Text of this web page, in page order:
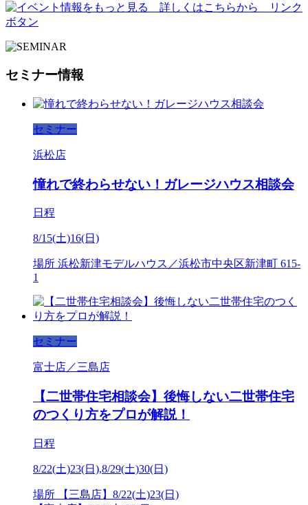
セミナー情報
セミナー
浜松店
憧れで終わらせない！ガレージハウス相談会
日程
8/15(土)16(日)
場所 浜松新津モデルハウス／浜松市中央区新津町 615-
1
セミナー
富士店／三島店
【二世帯住宅相談会】後悔しない二世帯住宅
のつくり方をプロが解説！
日程
8/22(土)23(日),8/29(土)30(日)
場所 【三島店】8/22(土)23(日)